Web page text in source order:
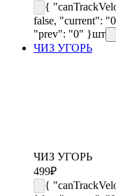
{
false, "current":
"prev": "0" }шт
ЧИЗ УГОРЬ
ЧИЗ УГОРЬ
499₽
{